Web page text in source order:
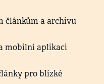
článkům a archivu
mobilní aplikaci
pro blízké